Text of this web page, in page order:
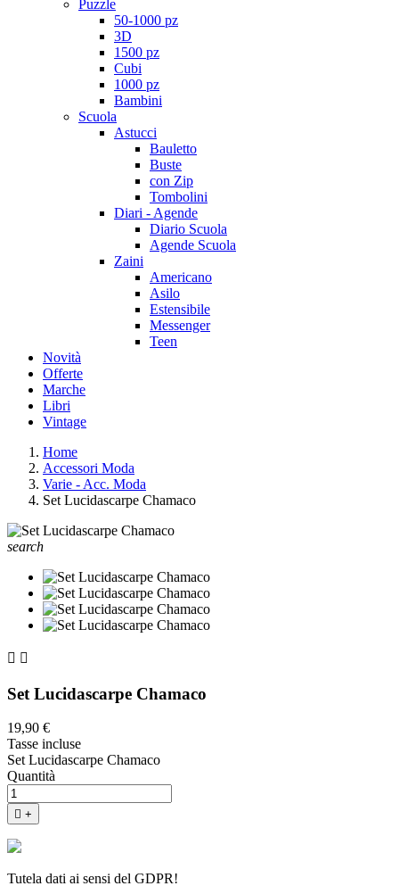
Puzzle
50-1000 pz
3D
1500 pz
Cubi
1000 pz
Bambini
Scuola
Astucci
Bauletto
Buste
con Zip
Tombolini
Diari - Agende
Diario Scuola
Agende Scuola
Zaini
Americano
Asilo
Estensibile
Messenger
Teen
Novità
Offerte
Marche
Libri
Vintage
Home
Accessori Moda
Varie - Acc. Moda
Set Lucidascarpe Chamaco
search
 
Set Lucidascarpe Chamaco
19,90 €
Tasse incluse
Set Lucidascarpe Chamaco
Quantità
 +
Tutela dati ai sensi del GDPR!